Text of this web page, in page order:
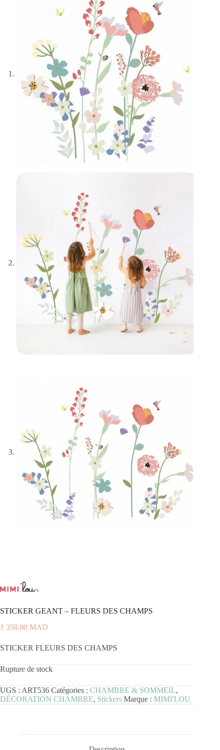
STICKER GEANT – FLEURS DES CHAMPS
1 350,00 MAD
STICKER FLEURS DES CHAMPS
Rupture de stock
UGS : ART536 Catégories : CHAMBRE & SOMMEIL,
DÉCORATION CHAMBRE, Stickers Marque : MIMI'LOU